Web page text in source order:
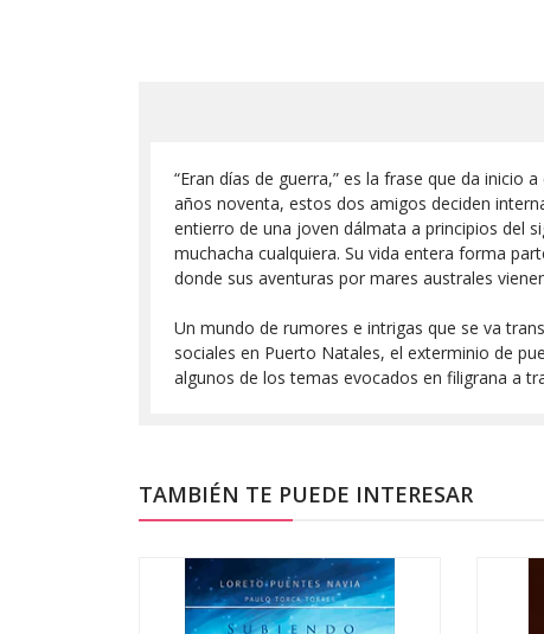
“Eran días de guerra,” es la frase que da
años noventa, estos dos amigos deciden
entierro de una joven dálmata a principios del
muchacha cualquiera. Su vida entera forma
donde sus aventuras por mares australes
Un mundo de rumores e intrigas que se va
sociales en Puerto Natales, el exterminio de
algunos de los temas evocados en filigrana a
TAMBIÉN TE PUEDE INTERESAR